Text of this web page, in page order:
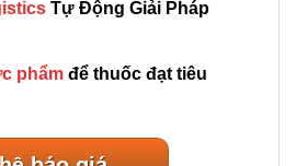
Tự Động Giải Pháp
phẩmđể thuốc đạt tiêu